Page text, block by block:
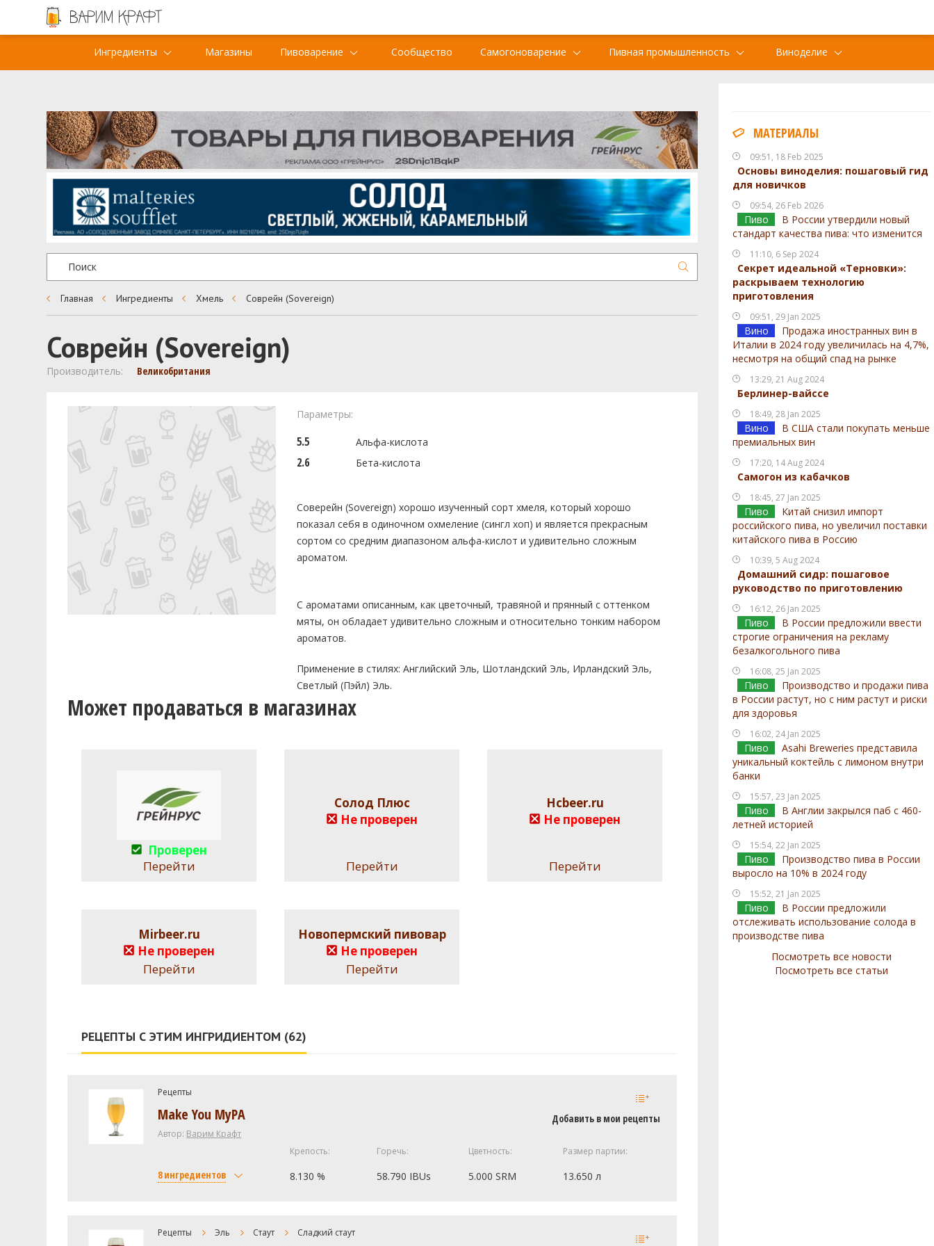
Ингредиенты Магазины Пивоварение Сообщество Самогоноварение Пивная промышленность Виноделие
МАТЕРИАЛЫ
09:51, 18 Feb 2025
Основы виноделия: пошаговый гид
для новичков
09:54, 26 Feb 2026
Пиво
В России утвердили новый
стандарт качества пива: что изменится
11:10, 6 Sep 2024
Секрет идеальной «Терновки»:
раскрываем технологию
приготовления
09:51, 29 Jan 2025
Вино
Продажа иностранных вин в
Италии в 2024 году увеличилась на 4,7%,
несмотря на общий спад на рынке
13:29, 21 Aug 2024
Берлинер-вайссе
18:49, 28 Jan 2025
Вино
В США стали покупать меньше
премиальных вин
17:20, 14 Aug 2024
Самогон из кабачков
18:45, 27 Jan 2025
Пиво
Китай снизил импорт
российского пива, но увеличил поставки
китайского пива в Россию
10:39, 5 Aug 2024
Домашний сидр: пошаговое
руководство по приготовлению
16:12, 26 Jan 2025
Пиво
В России предложили ввести
строгие ограничения на рекламу
безалкогольного пива
16:08, 25 Jan 2025
Пиво
Производство и продажи пива
в России растут, но с ним растут и риски
для здоровья
16:02, 24 Jan 2025
Пиво
Asahi Breweries представила
уникальный коктейль с лимоном внутри
банки
15:57, 23 Jan 2025
Пиво
В Англии закрылся паб с 460-
летней историей
15:54, 22 Jan 2025
Пиво
Производство пива в России
выросло на 10% в 2024 году
15:52, 21 Jan 2025
Пиво
В России предложили
отслеживать использование солода в
производстве пива
Посмотреть все новости
Посмотреть все статьи
Главная Ингредиенты Хмель Соврейн (Sovereign)
Соврейн (Sovereign)
Производитель: Великобритания
Параметры:
5.5 Альфа-кислота
2.6 Бета-кислота
Соверейн (Sovereign) хорошо изученный сорт хмеля, который хорошо
показал себя в одиночном охмеление (сингл хоп) и является прекрасным
сортом со средним диапазоном альфа-кислот и удивительно сложным
ароматом.
С ароматами описанным, как цветочный, травяной и прянный с оттенком
мяты, он обладает удивительно сложным и относительно тонким набором
ароматов.
Применение в стилях: Английский Эль, Шотландский Эль, Ирландский Эль,
Светлый (Пэйл) Эль.
Может продаваться в магазинах
Проверен
Перейти
Солод Плюс
Не проверен
Перейти
Hcbeer.ru
Не проверен
Перейти
Mirbeer.ru
Не проверен
Перейти
Новопермский пивовар
Не проверен
Перейти
РЕЦЕПТЫ С ЭТИМ ИНГРИДИЕНТОМ (62)
Рецепты
Добавить в мои рецепты
Make You MyPA
Автор: Варим Крафт
8 ингредиентов
Крепость: Горечь: Цветность: Размер партии:
8.130 % 58.790 IBUs 5.000 SRM 13.650 л
Cane Sugar Boil for 2 min
Рецепты Эль Стаут Сладкий стаут